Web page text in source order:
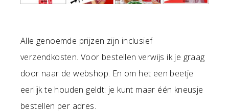
Alle genoemde prijzen zijn inclusief
verzendkosten. Voor bestellen verwijs ik je graag
door naar de webshop. En om het een beetje
eerlijk te houden geldt: je kunt maar één kneusje
bestellen per adres.